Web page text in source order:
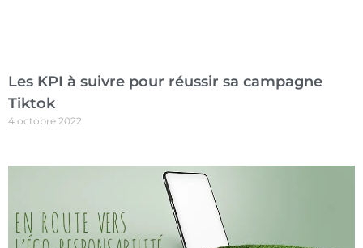
Les KPI à suivre pour réussir sa campagne
Tiktok
4 octobre 2022